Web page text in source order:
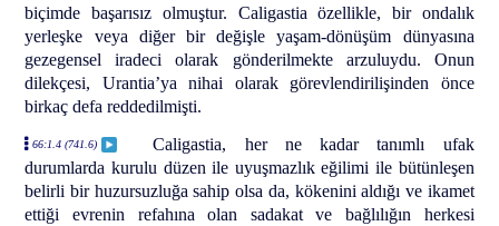
biçimde başarısız olmuştur. Caligastia özellikle, bir ondalık
yerleşke veya diğer bir değişle yaşam-dönüşüm dünyasına
gezegensel iradeci olarak gönderilmekte arzuluydu. Onun
dilekçesi, Urantia’ya nihai olarak görevlendirilişinden önce
birkaç defa reddedilmişti.
66:1.4 (741.6)
Caligastia, her ne kadar tanımlı ufak
durumlarda kurulu düzen ile uyuşmazlık eğilimi ile bütünleşen
belirli bir huzursuzluğa sahip olsa da, kökenini aldığı ve ikamet
ettiği evrenin refahına olan sadakat ve bağlılığın herkesi